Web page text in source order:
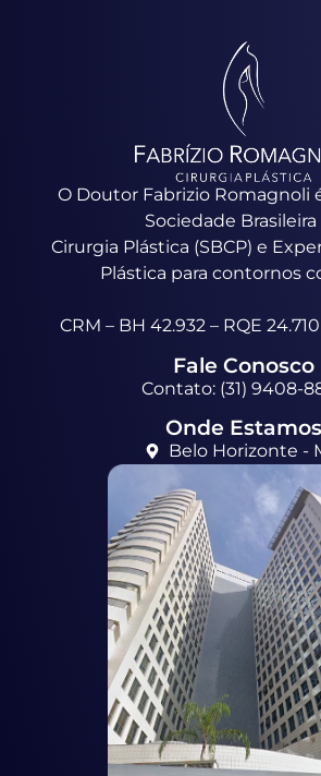
O Doutor Fabrizio Romagnoli
Sociedade Brasileira
Cirurgia Plástica (SBCP) e
Plástica para contornos
CRM – BH 42.932 – RQE 24.710
Fale Conosco
Contato: (31) 9408-
Onde Estamos
Belo Horizonte -